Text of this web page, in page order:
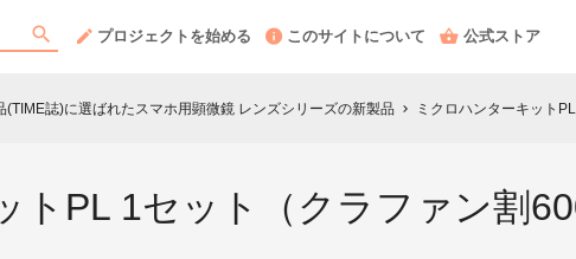
プロジェクトを始める このサイトについて 公式ストア
(TIME誌)に選ばれたスマホ用顕微鏡 レンズシリーズの新製品 chevron_right ミクロハンターキット
トPL 1セット（クラファン割